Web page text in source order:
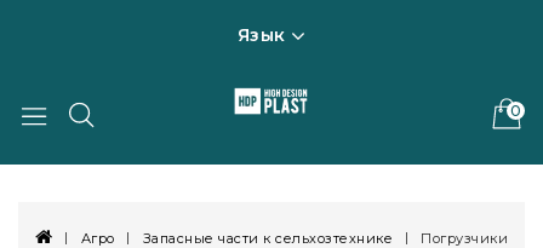
Язык
0
Агро Запасные части к сельхозтехнике Погрузчики